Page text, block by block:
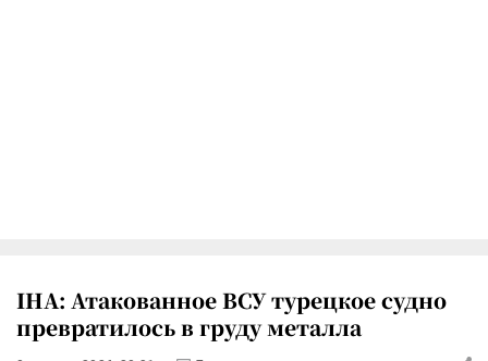
IHA: Атакованное ВСУ турецкое судно
превратилось в груду металла